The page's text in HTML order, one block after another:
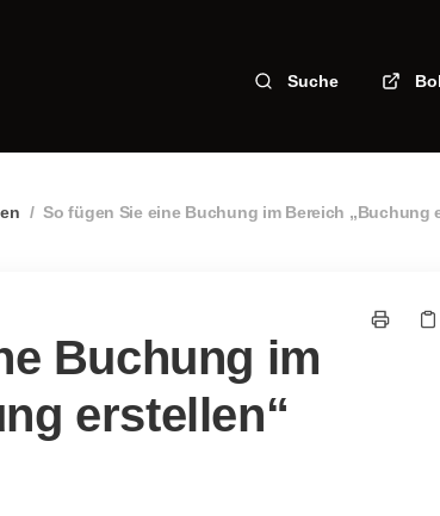
Suche
/ So fügen Sie eine Buchung im Bereich „Buchung
Buchung im
erstellen“